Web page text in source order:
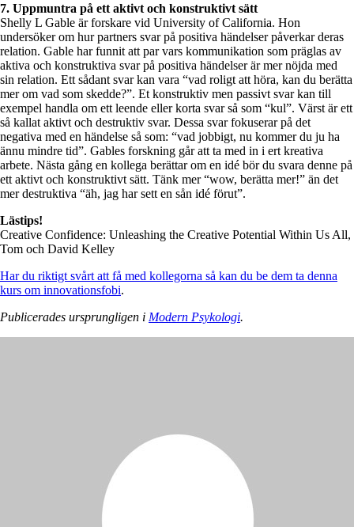
7. Uppmuntra på ett aktivt och konstruktivt sätt
Shelly L Gable är forskare vid University of California. Hon
undersöker om hur partners svar på positiva händelser påverkar deras
relation. Gable har funnit att par vars kommunikation som präglas av
aktiva och konstruktiva svar på positiva händelser är mer nöjda med
sin relation. Ett sådant svar kan vara “vad roligt att höra, kan du berätta
mer om vad som skedde?”. Et konstruktiv men passivt svar kan till
exempel handla om ett leende eller korta svar så som “kul”. Värst är ett
så kallat aktivt och destruktiv svar. Dessa svar fokuserar på det
negativa med en händelse så som: “vad jobbigt, nu kommer du ju ha
ännu mindre tid”. Gables forskning går att ta med in i ert kreativa
arbete. Nästa gång en kollega berättar om en idé bör du svara denne på
ett aktivt och konstruktivt sätt. Tänk mer “wow, berätta mer!” än det
mer destruktiva “äh, jag har sett en sån idé förut”.
Lästips!
Creative Confidence: Unleashing the Creative Potential Within Us All,
Tom och David Kelley
Har du riktigt svårt att få med kollegorna så kan du be dem ta denna
kurs om innovationsfobi.
Publicerades ursprungligen i Modern Psykologi.